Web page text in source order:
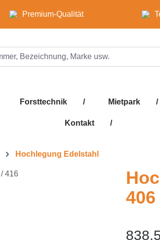
Premium-Qualität
Forsttechnik / Mietpark /
Kontakt /
Hochlegung Edelstahl
406